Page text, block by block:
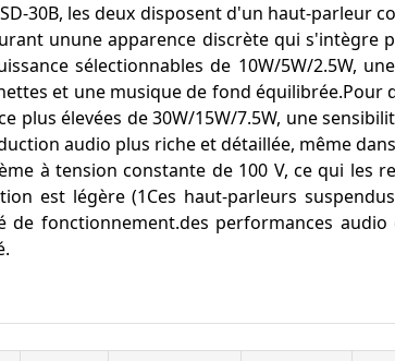
30B, les deux disposent d'un haut-parleur
unune apparence discrète qui s'intègre
sélectionnables de 10W/5W/2.5W,
et une musique de fond équilibrée.Pour
plus élevées de 30W/15W/7.5W, une
audio plus riche et détaillée, même
à tension constante de 100 V, ce qui les
est légère (1Ces haut-parleurs
de fonctionnement.des performances